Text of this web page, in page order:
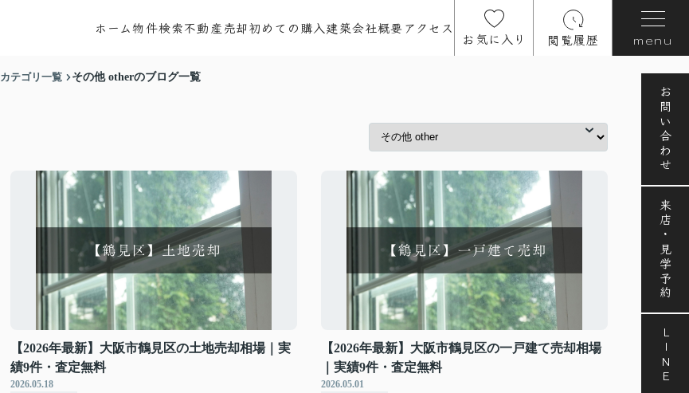
ホーム物件検索不動産売却初めての購入建築会社概要アクセス
お気に入り 閲覧履歴 menu
お問い合わせ
来店・見学予約
LINE
カテゴリ一覧 その他 otherのブログ一覧
【2026年最新】大阪市鶴見区の土地売却相場｜実
績9件・査定無料
2026.05.18
【2026年最新】大阪市鶴見区の一戸建て売却相場
｜実績9件・査定無料
2026.05.01